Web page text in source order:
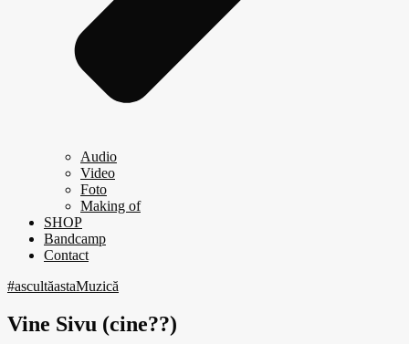
Audio
Video
Foto
Making of
SHOP
Bandcamp
Contact
#ascultăastaMuzică
Vine Sivu (cine??)